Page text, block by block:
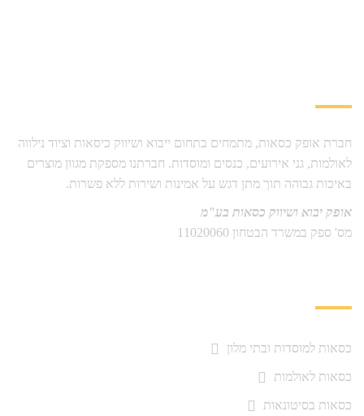
חברת אופק כסאות, מתמחים בתחום ייבוא ושיווק כיסאות וציוד נילווה
לאולמות, גני אירועים, כנסים ומוסדות. חברתנו מספקת מגוון מוצרים
באיכות גבוהה תוך מתן דגש על אמינות ושירות ללא פשרות.
אופק יבוא ושיווק כסאות בע"מ
מס' ספק במשרד הבטחון 11020060
כסאות למוסדות ובתי מלון
כסאות לאולמות
כסאות בסיטונאות